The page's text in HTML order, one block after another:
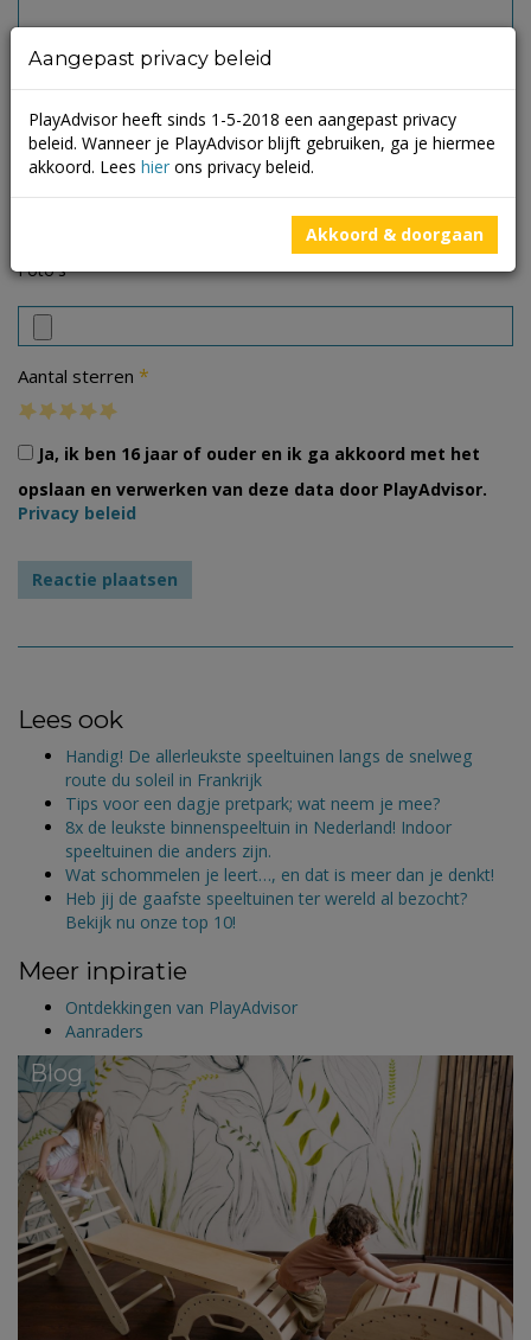
Foto's
Aantal sterren *
Ja, ik ben 16 jaar of ouder en ik ga akkoord met het
opslaan en verwerken van deze data door PlayAdvisor.
Privacy beleid
Lees ook
Handig! De allerleukste speeltuinen langs de snelweg
route du soleil in Frankrijk
Tips voor een dagje pretpark; wat neem je mee?
8x de leukste binnenspeeltuin in Nederland! Indoor
speeltuinen die anders zijn.
Wat schommelen je leert…, en dat is meer dan je denkt!
Heb jij de gaafste speeltuinen ter wereld al bezocht?
Bekijk nu onze top 10!
Meer inpiratie
Ontdekkingen van PlayAdvisor
Aanraders
Blog
Aangepast privacy beleid
PlayAdvisor heeft sinds 1-5-2018 een aangepast privacy
beleid. Wanneer je PlayAdvisor blijft gebruiken, ga je hiermee
akkoord. Lees hier ons privacy beleid.
Akkoord & doorgaan